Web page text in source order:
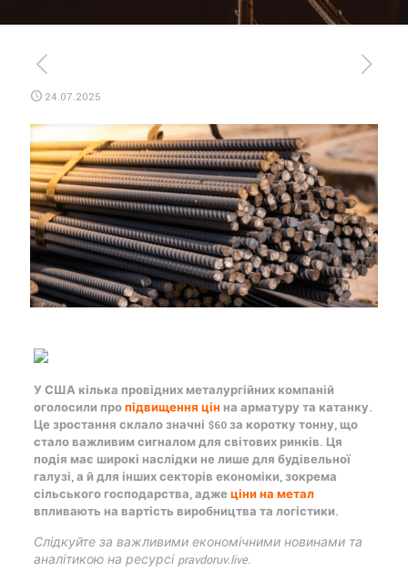
24.07.2025
У США кілька провідних металургійних компаній
оголосили пропідвищення цін на арматуру та катанку.
Це зростання склало значні $60 за коротку тонну, що
стало важливим сигналом для світових ринків. Ця
подія має широкі наслідки не лише для будівельної
галузі, а й для інших секторів економіки, зокрема
сільського господарства, аджеціни на метал
впливають на вартість виробництва та логістики.
Слідкуйте за важливими економічними новинами та
аналітикою на ресурсі pravdoruv.live.